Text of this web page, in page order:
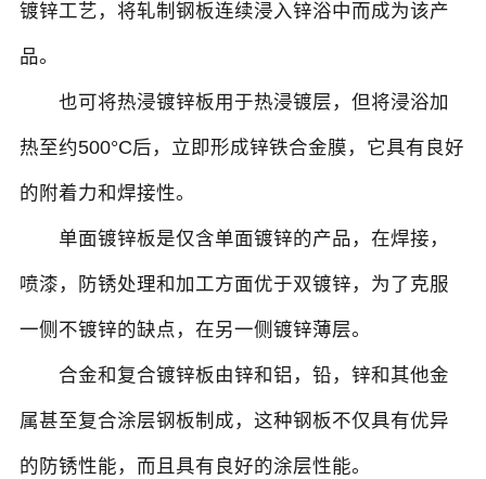
镀锌工艺，将轧制钢板连续浸入锌浴中而成为该产
品。
也可将热浸镀锌板用于热浸镀层，但将浸浴加
热至约500°C后，立即形成锌铁合金膜，它具有良好
的附着力和焊接性。
单面镀锌板是仅含单面镀锌的产品，在焊接，
喷漆，防锈处理和加工方面优于双镀锌，为了克服
一侧不镀锌的缺点，在另一侧镀锌薄层。
合金和复合镀锌板由锌和铝，铅，锌和其他金
属甚至复合涂层钢板制成，这种钢板不仅具有优异
的防锈性能，而且具有良好的涂层性能。